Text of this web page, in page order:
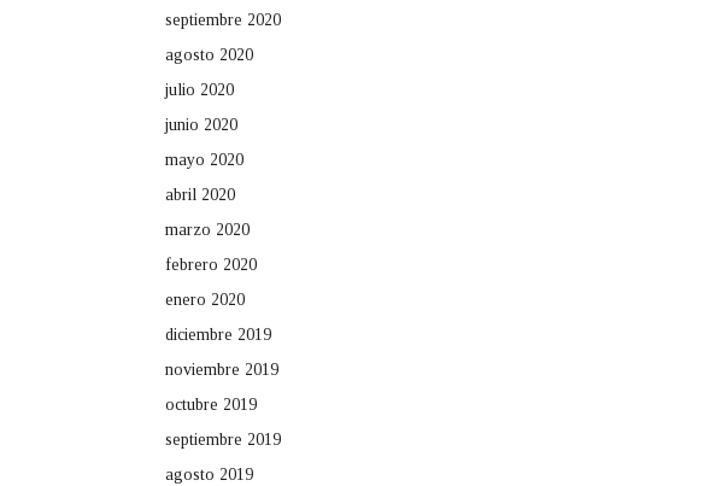
septiembre 2020
agosto 2020
julio 2020
junio 2020
mayo 2020
abril 2020
marzo 2020
febrero 2020
enero 2020
diciembre 2019
noviembre 2019
octubre 2019
septiembre 2019
agosto 2019